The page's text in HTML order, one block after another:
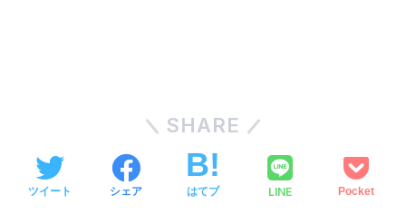
SHARE
ツイート シェア はてブ LINE Pocket